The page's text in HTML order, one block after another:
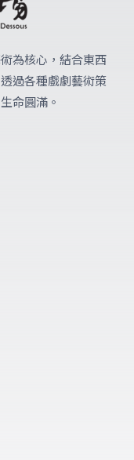
為核心，結合東西
過各種戲劇藝術策
命圓滿。